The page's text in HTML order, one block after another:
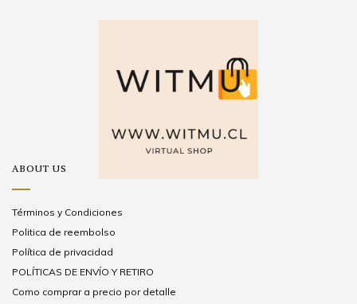
ABOUT US
Términos y Condiciones
Politica de reembolso
Política de privacidad
POLÍTICAS DE ENVÍO Y RETIRO
Como comprar a precio por detalle